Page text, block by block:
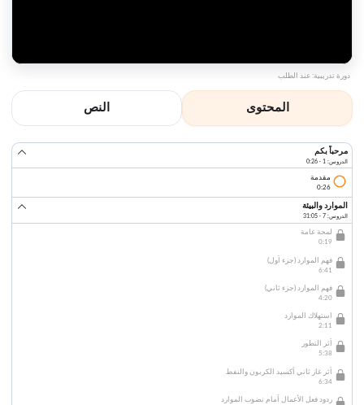
دورة تدريبية: عند الطلب
المحتوى النص
مرحباً بكم
الدروس: 1 · 0:26
مقدمة
0:26
الموارد والبيئة
الدروس: 7 · 31:05
لمحة عامة
0:19
فهم الموارد (جزء أول)
6:41
فهم الموارد (جزء ثاني)
4:20
استهلاك الموارد
2:11
أثر التطور
5:38
أثر غاز ثاني أكسيد الكربون والنفط
6:34
ردود فعل الأعمال أمام نضوب الموارد